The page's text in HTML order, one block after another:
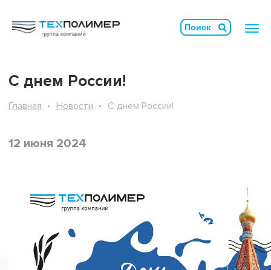
С днем России!
Главная Новости С днем России!
12 июня 2024